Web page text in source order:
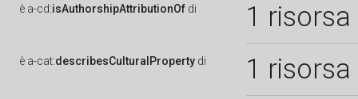
è a-cd:isAuthorshipAttributionOf di 1 risorsa
è a-cat:describesCulturalProperty di 1 risorsa